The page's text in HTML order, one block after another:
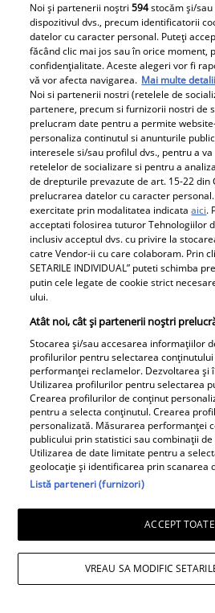
Musaca de vinete - cea
mai simplă rețetă și cea
mai gustoasă
Baby
Topul alimentelor din
supermarket
periculoase pentru
copii. Atenționarea
nutriționiștilor
Ce
Lucruri esențiale pentru
dezvoltarea copiilor
Dr.
Noi și partenerii noștri594stocăm și/sau
dispozitivul dvs., precum identificatorii
datelor cu caracter personal. Puteți
făcând clic mai jos sau în orice moment,
confidențialitate. Aceste alegeri vor fi
vă vor afecta navigarea. Mai multe detalii
Noi si partenerii nostri (retelele de
partenere, precum si furnizorii nostri de
prelucram date pentru a permite
personaliza continutul si anunturile
interesele si/sau profilul dvs., pentru a
retelelor de socializare si pentru a
de drepturile prevazute de art. 15-22 din
prelucrarea datelor cu caracter
exercitate prin modalitatea indicataaici.
acceptati folosirea tuturor Tehnologiilor
inclusiv acceptul dvs. cu privire la
catre Vendor-ii cu care colaboram. Prin
SETARILE INDIVIDUAL” puteti schimba
putin cele legate de cookie strict
ului.
Atât noi, cât și partenerii noștri
Stocarea și/sau accesarea informațiilor
profilurilor pentru selectarea
performanței reclamelor. Dezvoltarea și
Utilizarea profilurilor pentru selectarea
Crearea profilurilor de conținut
pentru a selecta conținutul. Crearea
personalizată. Măsurarea performanței
publicului prin statistici sau combinații
Utilizarea de date limitate pentru a
geolocație și identificarea prin scanarea
Listă parteneri (furnizori)
ACCEPT TOATE
VREAU SA MODIFIC